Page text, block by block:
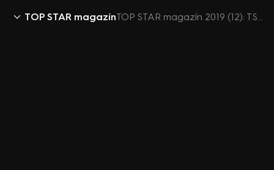
TOP STAR magazín TOP STAR magazín 2019 (12): TSM před deseti lety (retro) - Holubová, Havlová, Polívka s dcerou Aničkou